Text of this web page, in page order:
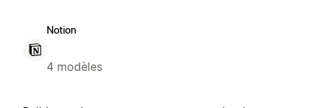
Notion
4 modèles